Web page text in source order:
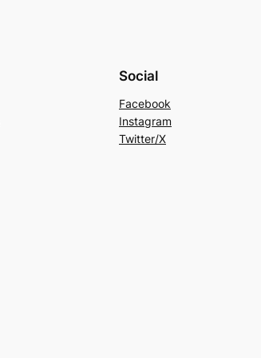
Social
Facebook
Instagram
Twitter/X